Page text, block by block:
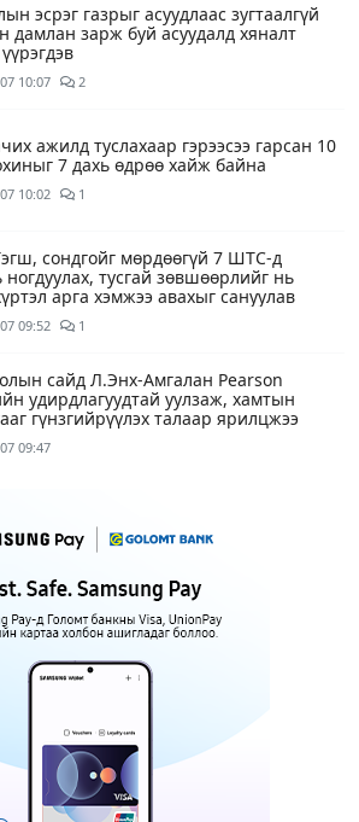
эсрэг газрыг асуудлаас зугтаалгүй
дамлан зарж буй асуудалд хяналт
10:07 2
ажилд туслахаар гэрээсээ гарсан 10
7 дахь өдрөө хайж байна
10:02 1
сондгойг мөрдөөгүй 7 ШТС-д
ногдуулах, тусгай зөвшөөрлийг нь
арга хэмжээ авахыг сануулав
09:52 1
сайд Л.Энх-Амгалан Pearson
удирдлагуудтай уулзаж, хамтын
гүнзгийрүүлэх талаар ярилцжээ
09:47
өмнө
Дуусаагүй барилгад урьдчилсан
зөвшөөрөл гэрчилгээ олгохгүй байхаар
хий
Улаанбаатарт 29 хэм дулаан байна
өмнө